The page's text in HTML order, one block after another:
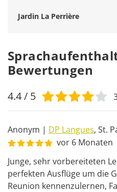
Jardin La Perrière
Bewertungen
4.4/ 5
Anonym | DP Langues, St.
vor 6 Monaten
Junge, sehr vorbereiteten
perfekten Ausflüge um die
Reunion kennenzulernen,